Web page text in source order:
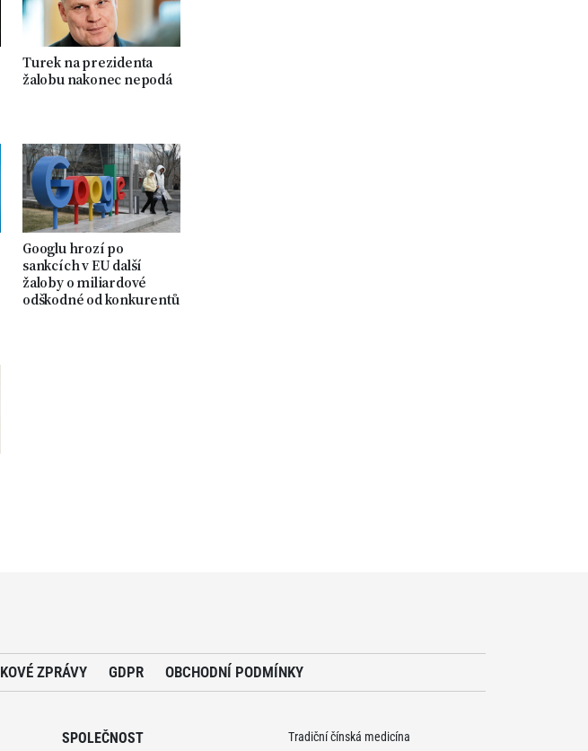
Turek na prezidenta
žalobu nakonec nepodá
Googlu hrozí po
sankcích v EU další
žaloby o miliardové
odškodné od konkurentů
ZPRÁVY GDPR OBCHODNÍ PODMÍNKY
SPOLEČNOST Tradiční čínská medicína